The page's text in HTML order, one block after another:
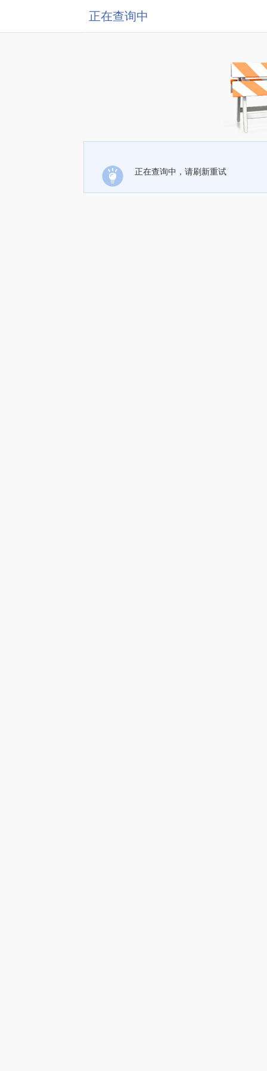
正在查询中
正在查询中，请刷新重试